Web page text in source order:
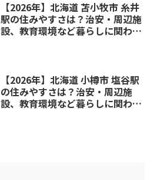
【2026年】北海道 苫小牧市 糸井
駅の住みやすさは？治安・周辺施
設、教育環境など暮らしに関わる
【2026年】北海道 小樽市 塩谷駅
の住みやすさは？治安・周辺施
設、教育環境など暮らしに関わる